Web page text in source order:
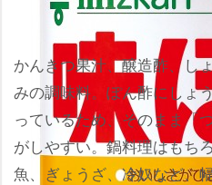
かんきつ果汁、醸造酢、し
みの調味料。ぽん酢にしょ
っているため、そのまま「
がしやすい。鍋料理はもち
魚、ぎょうざ、冷奴など、